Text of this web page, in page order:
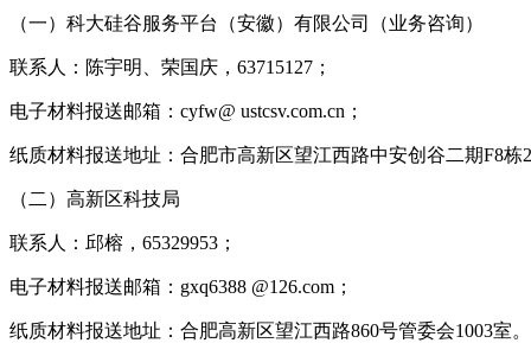
（一）科大硅谷服务平台（安徽）有限公司（业务咨询）
联系人：陈宇明、荣国庆，63715127；
电子材料报送邮箱：cyfw@ ustcsv.com.cn；
纸质材料报送地址：合肥市高新区望江西路中安创谷二期F8栋
（二）高新区科技局
联系人：邱榕，65329953；
电子材料报送邮箱：gxq6388 @126.com；
纸质材料报送地址：合肥高新区望江西路860号管委会1003室。